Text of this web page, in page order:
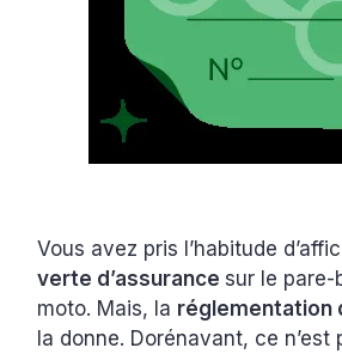
Vous avez pris l’habitude
verte d’assurancesur le pare-
moto. Mais, la réglementation
la donne. Dorénavant, ce n’est